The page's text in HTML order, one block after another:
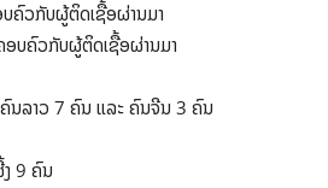
ຄົວກັບຜູ້ຕິດເຊື້ອຜ່ານມາ
ອບຄົວກັບຜູ້ຕິດເຊື້ອຜ່ານມາ
ນລາວ 7 ຄົນ ແລະ ຄົນຈີນ 3 ຄົນ
ງ 9 ຄົນ